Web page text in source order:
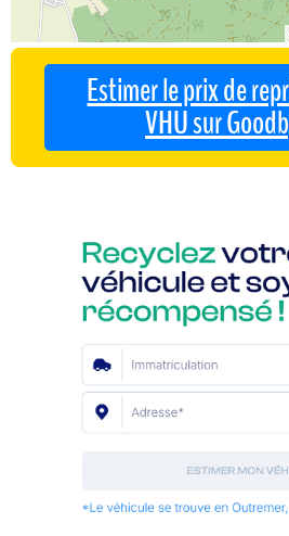
Estimer le prix de
VHU sur